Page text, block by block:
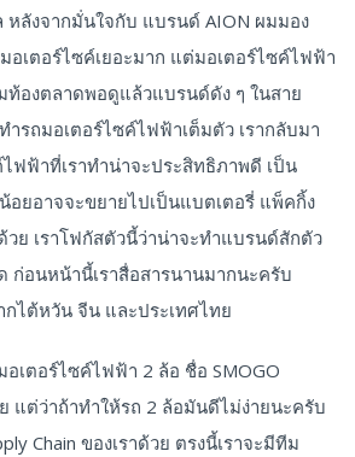
หลังจากมั่นใจกับ แบรนด์ AION ผมมอง
อเตอร์ไซค์เยอะมาก แต่มอเตอร์ไซค์ไฟฟ้า
ท้องตลาดพอดูแล้วแบรนด์ดัง ๆ ในสาย
ำรถมอเตอร์ไซค์ไฟฟ้าเต็มตัว เรากลับมา
ฟฟ้าที่เราทำน่าจะประสิทธิภาพดี เป็น
อยอาจจะขยายไปเป็นแบตเตอรี่ แพ็คกิ้ง
วย เราโฟกัสตัวนี้ว่าน่าจะทำแบรนด์สักตัว
ก่อนหน้านี้เราสื่อสารนานมากนะครับ
กไต้หวัน จีน และประเทศไทย
เตอร์ไซค์ไฟฟ้า 2 ล้อ ชื่อ SMOGO
แต่ว่าถ้าทำให้รถ 2 ล้อมันดีไม่ง่ายนะครับ
Chain ของเราด้วย ตรงนี้เราจะมีทีม